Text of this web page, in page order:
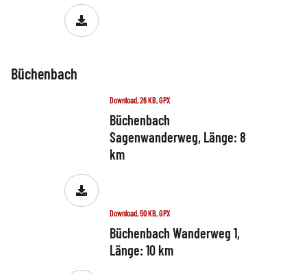
Büchenbach
Download, 26 KB, GPX
Büchenbach
Sagenwanderweg, Länge: 8
km
Download, 50 KB, GPX
Büchenbach Wanderweg 1,
Länge: 10 km